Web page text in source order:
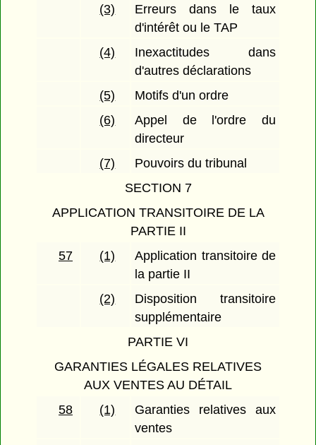
(3)
Erreurs dans le taux
d'intérêt ou le TAP
(4)
Inexactitudes dans
d'autres déclarations
(5)
Motifs d'un ordre
(6)
Appel de l'ordre du
directeur
(7)
Pouvoirs du tribunal
SECTION 7
APPLICATION TRANSITOIRE DE LA
PARTIE II
57
(1)
Application transitoire de
la partie II
(2)
Disposition transitoire
supplémentaire
PARTIE VI
GARANTIES LÉGALES RELATIVES
AUX VENTES AU DÉTAIL
58
(1)
Garanties relatives aux
ventes